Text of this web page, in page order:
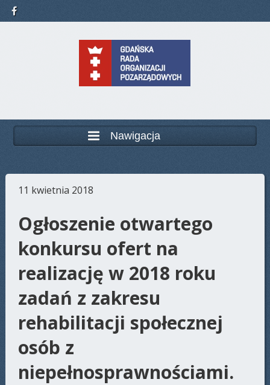
Nawigacja
11 kwietnia 2018
Ogłoszenie otwartego
konkursu ofert na
realizację w 2018 roku
zadań z zakresu
rehabilitacji społecznej
osób z
niepełnosprawnościami.